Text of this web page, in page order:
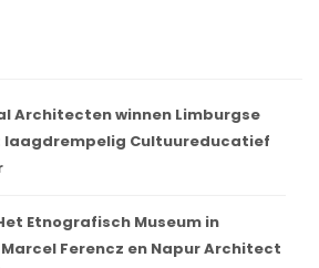
Architecten winnen Limburgse
laagdrempelig Cultuureducatief
Het Etnografisch Museum in
Ferencz en Napur Architect